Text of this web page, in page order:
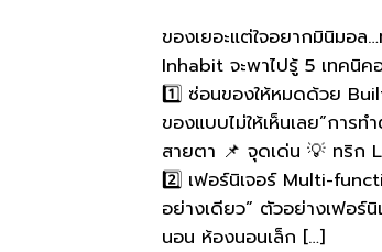
ของเยอะแต่ใจอยากมินิมอ
Inhabit จะพาไปรู้ 5 เทคนิค
1️⃣ ซ่อนของให้หมดด้วย
ของแบบไม่ให้เห็นเลย”การ
สายตา 📌 จุดเด่น 💡 ทริก
2️⃣ เฟอร์นิเจอร์ Multi-
อย่างเดียว” ตัวอย่างเฟอร์
นอน ห้องนอนเล็ก […]